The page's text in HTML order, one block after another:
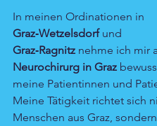
In meinen Ordinationen in
Graz‑Wetzelsdorf und
Graz‑Ragnitz nehme ich mir
Neurochirurg in Graz
meine Patientinnen und
Meine Tätigkeit richtet sich
Menschen aus Graz,